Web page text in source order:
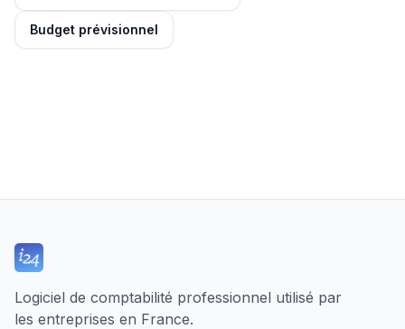
Budget prévisionnel
Logiciel de comptabilité professionnel utilisé par
les entreprises en France.